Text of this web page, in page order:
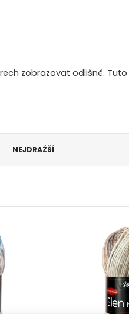
zobrazovat odlišně.
NEJDRAŽŠÍ